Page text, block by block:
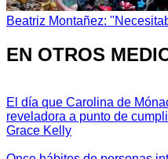
Beatriz Montañez:
EN OTROS
El día que Carolina de
reveladora a punto de
Grace Kelly